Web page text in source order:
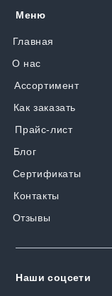
Главная
Меню
О нас
Ассортимент
Как заказать
Прайс-лист
Отзывы
Контакты
Наши соцсети
Блог
Сертификаты